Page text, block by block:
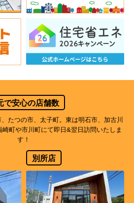
で安心の店舗数
たつの市、太子町。東は明石市、加古川
町や市川町にて即日&翌日訪問いたしま
す！
別所店